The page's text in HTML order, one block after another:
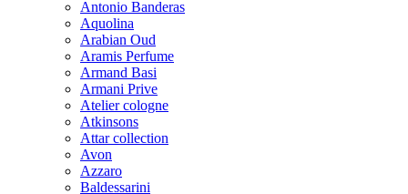
Antonio Banderas
Aquolina
Arabian Oud
Aramis Perfume
Armand Basi
Armani Prive
Atelier cologne
Atkinsons
Attar collection
Avon
Azzaro
Baldessarini